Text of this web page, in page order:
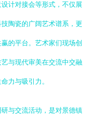
计对接会等形式，不仅展
陶瓷的广阔艺术谱系，更
的平台。艺术家们现场创
与现代审美在交流中交融
力与吸引力。
与交流活动，是对景德镇